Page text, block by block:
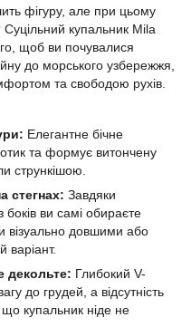
фігуру, але при цьому
Суцільний купальник Mila
щоб ви почувалися
до морського узбережжя,
та свободою рухів.
Елегантне бічне
та формує витончену
стрункішою.
стегнах: Завдяки
ви самі обираєте
візуально довшими або
варіант.
декольте: Глибокий V-
до грудей, а відсутність
що купальник ніде не